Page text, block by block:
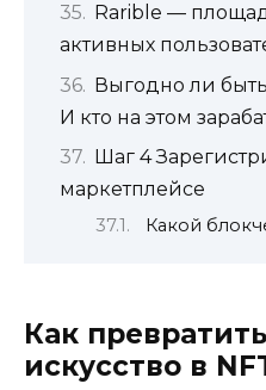
Rarible —
активных
Выгодно ли
И кто на этом
Шаг 4
маркетплейсе
Какой
Как
искусство в